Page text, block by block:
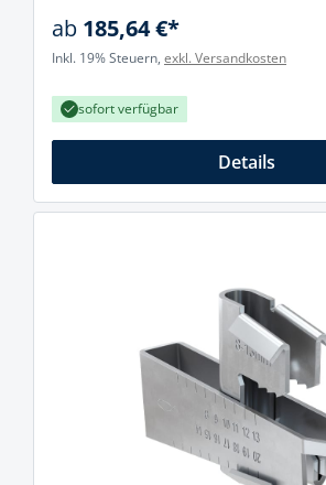
ab 185,64 €*
Inkl. 19% Steuern, exkl. Versandkosten
sofort verfügbar
Details